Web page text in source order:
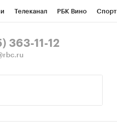
Телеканал РБК Вино Спорт
363-11-12